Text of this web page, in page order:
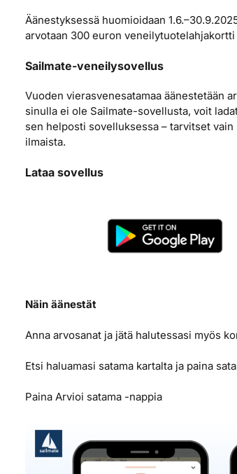
Äänestyksessä huomioidaan
arvotaan 300 euron
Sailmate-veneilysovellus
Vuoden vierasvenesatamaa äänestetään
sinulla ei ole Sailmate-sovellusta, voit
sen helposti sovelluksessa – tarvitset
ilmaista.
Lataa sovellus
Näin äänestät
Anna arvosanat ja jätä halutessasi myös
Etsi haluamasi satama kartalta ja paina
Paina Arvioi satama -nappia